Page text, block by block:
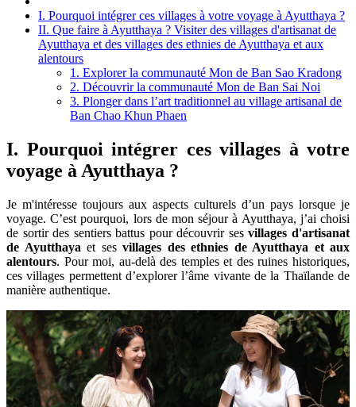
I. Pourquoi intégrer ces villages à votre voyage à Ayutthaya ?
II. Que faire à Ayutthaya ? Visiter des villages d'artisanat de
Ayutthaya et des villages des ethnies de Ayutthaya et aux
alentours
1. Explorer la communauté Mon de Ban Sao Kradong
2. Découvrir la communauté Mon de Ban Sai Noi
3. Plonger dans l’art traditionnel au village artisanal de
Ban Chao Khun Phaen
I. Pourquoi intégrer ces villages à votre
voyage à Ayutthaya ?
Je m'intéresse toujours aux aspects culturels d’un pays lorsque je
voyage. C’est pourquoi, lors de mon séjour à Ayutthaya, j’ai choisi
de sortir des sentiers battus pour découvrir sesvillages d'artisanat
de Ayutthaya et ses villages des ethnies de Ayutthaya et aux
alentours. Pour moi, au-delà des temples et des ruines historiques,
ces villages permettent d’explorer l’âme vivante de la Thaïlande de
manière authentique.